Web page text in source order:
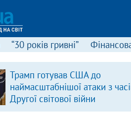
“30 років гривні”
Трамп готував США до
наймасштабнішої атаки з
Другої світової війни